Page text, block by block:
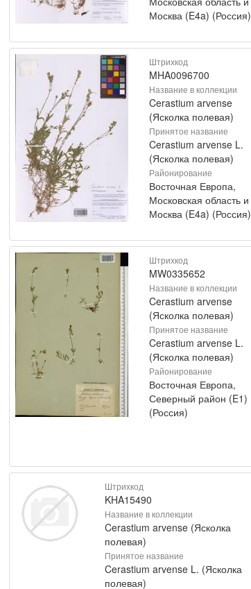
Москва (E4a) (Россия)
Штрихкод
MHA0096700
Название в коллекции
Cerastium arvense
(Ясколка полевая)
Принятое название
Cerastium arvense L.
(Ясколка полевая)
Районирование
Восточная Европа,
Московская область и
Москва (E4a) (Россия)
Штрихкод
MW0335652
Название в коллекции
Cerastium arvense
(Ясколка полевая)
Принятое название
Cerastium arvense L.
(Ясколка полевая)
Районирование
Восточная Европа,
Северный район (E1)
(Россия)
Штрихкод
KHA15490
Название в коллекции
Cerastium arvense (Ясколка
полевая)
Принятое название
Cerastium arvense L. (Ясколка
полевая)